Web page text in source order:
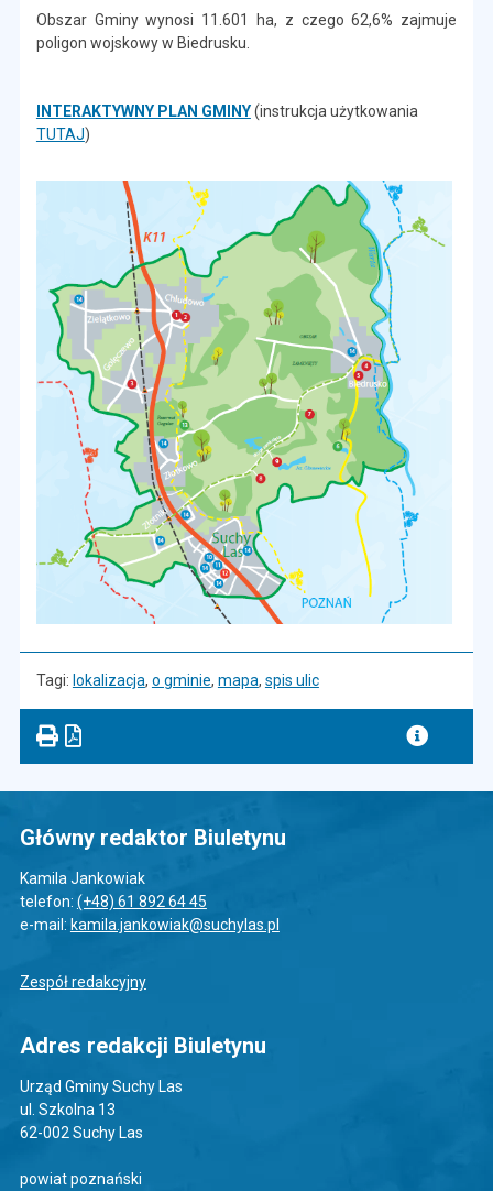
Obszar Gminy wynosi 11.601 ha, z czego 62,6% zajmuje
poligon wojskowy w Biedrusku.
INTERAKTYWNY PLAN GMINY(instrukcja użytkowania
TUTAJ)
Tagi: lokalizacja, o gminie, mapa, spis ulic
Główny redaktor Biuletynu
Kamila Jankowiak
telefon: (+48) 61 892 64 45
e-mail: kamila.jankowiak@suchylas.pl
Zespół redakcyjny
Adres redakcji Biuletynu
Urząd Gminy Suchy Las
ul. Szkolna 13
62-002 Suchy Las
powiat poznański